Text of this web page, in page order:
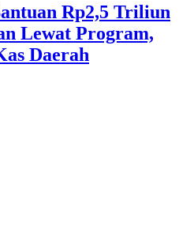
Rp2,5 Triliun
Lewat Program,
Daerah